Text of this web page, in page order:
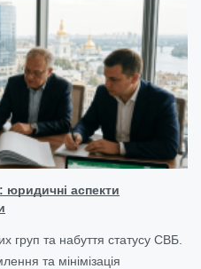
юридичні аспекти
груп та набуття статусу СВБ.
та мінімізація